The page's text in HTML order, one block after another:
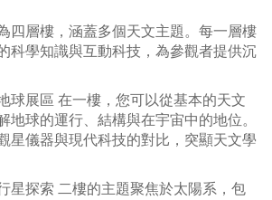
四層樓，涵蓋多個天文主題。每一層樓
科學知識與互動科技，為參觀者提供沉
球展區 在一樓，您可以從基本的天文
地球的運行、結構與在宇宙中的地位。
星儀器與現代科技的對比，突顯天文學
星探索 二樓的主題聚焦於太陽系，包